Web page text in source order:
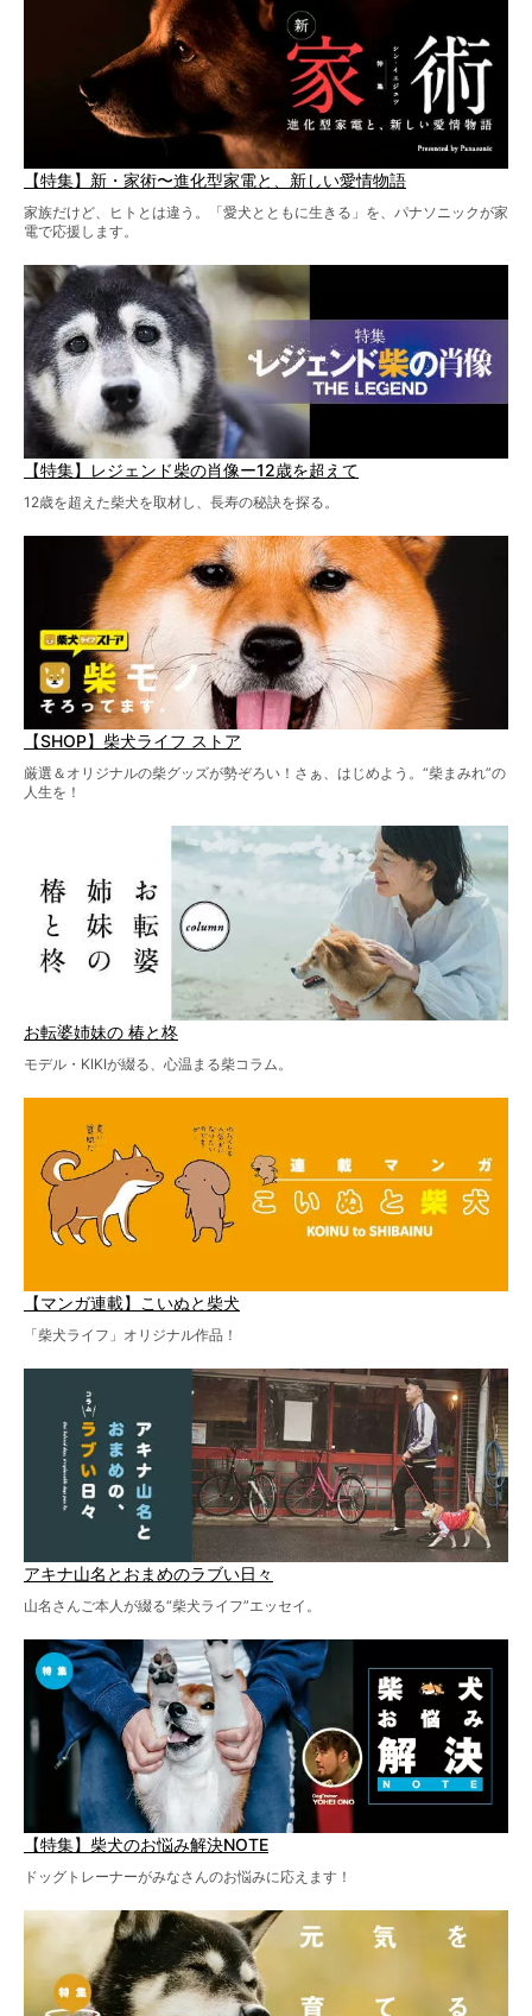
【特集】新・家術〜進化型家電と、新しい愛情物語
家族だけど、ヒトとは違う。「愛犬とともに生きる」を、パナソニックが家
電で応援します。
【特集】レジェンド柴の肖像ー12歳を超えて
12歳を超えた柴犬を取材し、長寿の秘訣を探る。
【SHOP】柴犬ライフ ストア
厳選＆オリジナルの柴グッズが勢ぞろい！さぁ、はじめよう。“柴まみれ”の
人生を！
お転婆姉妹の 椿と柊
モデル・KIKIが綴る、心温まる柴コラム。
【マンガ連載】こいぬと柴犬
「柴犬ライフ」オリジナル作品！
アキナ山名とおまめのラブい日々
山名さんご本人が綴る“柴犬ライフ”エッセイ。
【特集】柴犬のお悩み解決NOTE
ドッグトレーナーがみなさんのお悩みに応えます！